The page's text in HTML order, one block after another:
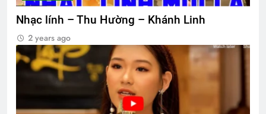
Nhạc lính – Thu Hường – Khánh Linh
2 years ago